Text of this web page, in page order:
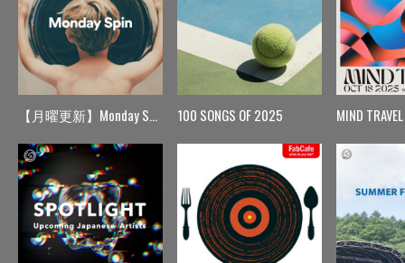
【月曜更新】Monday Spin 100 SONGS OF 2025 MIND TRAVEL